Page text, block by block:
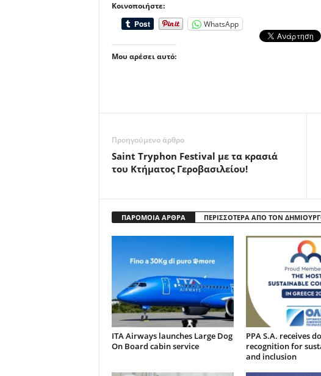
Κοινοποιήστε:
WhatsApp
Μου αρέσει αυτό:
Προηγούμενο άρθρο
Saint Tryphon Festival με τα κρασιά
του Κτήματος Γεροβασιλείου!
ΠΑΡΟΜΟΙΑ ΑΡΘΡΑ ΠΕΡΙΣΣΟΤΕΡΑ ΑΠΟ ΤΟΝ
ITA Airways launches Large Dog
On Board cabin service
PPA S.A. receives
recognition for
and inclusion